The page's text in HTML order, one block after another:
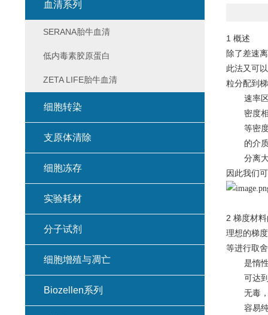
1 概述
除了差速
此法又可
粒分配到
速率
密度
等密
的介
分离
因此我们
2 梯度材
理想的梯
等进行取
是惰
可达
无毒
容易
血清系列
SERANA胎牛血清
低内毒素胶原蛋白
ZETA LIFE胎牛血清
细胞转染
支原体清除
细胞冻存
实验耗材
分子试剂
细胞增殖与凋亡
Biozellen系列